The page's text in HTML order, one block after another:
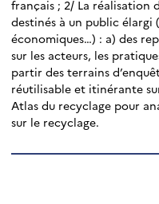
français ; 2/ La réalisation
destinés à un public élargi
économiques…) : a) des
sur les acteurs, les
partir des terrains
réutilisable et itinérante
Atlas du recyclage pour
sur le recyclage.